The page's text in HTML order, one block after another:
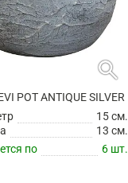
search
POT ANTIQUE SILVER
15 см.
13 см.
по
6 шт.